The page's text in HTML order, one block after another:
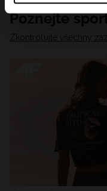
Poznejte
Zkontrolujte všechny